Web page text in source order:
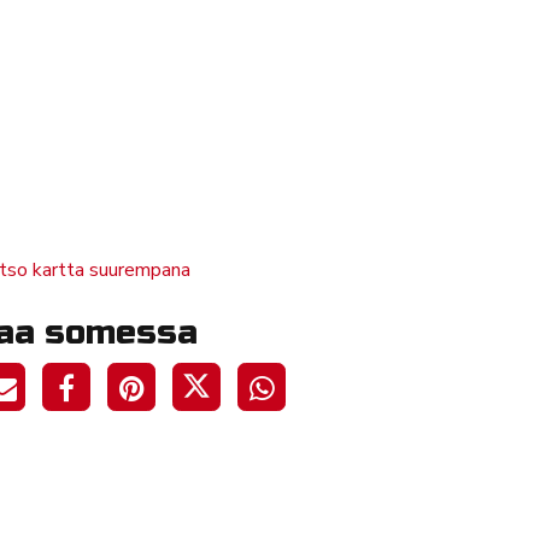
kartta suurempana
somessa